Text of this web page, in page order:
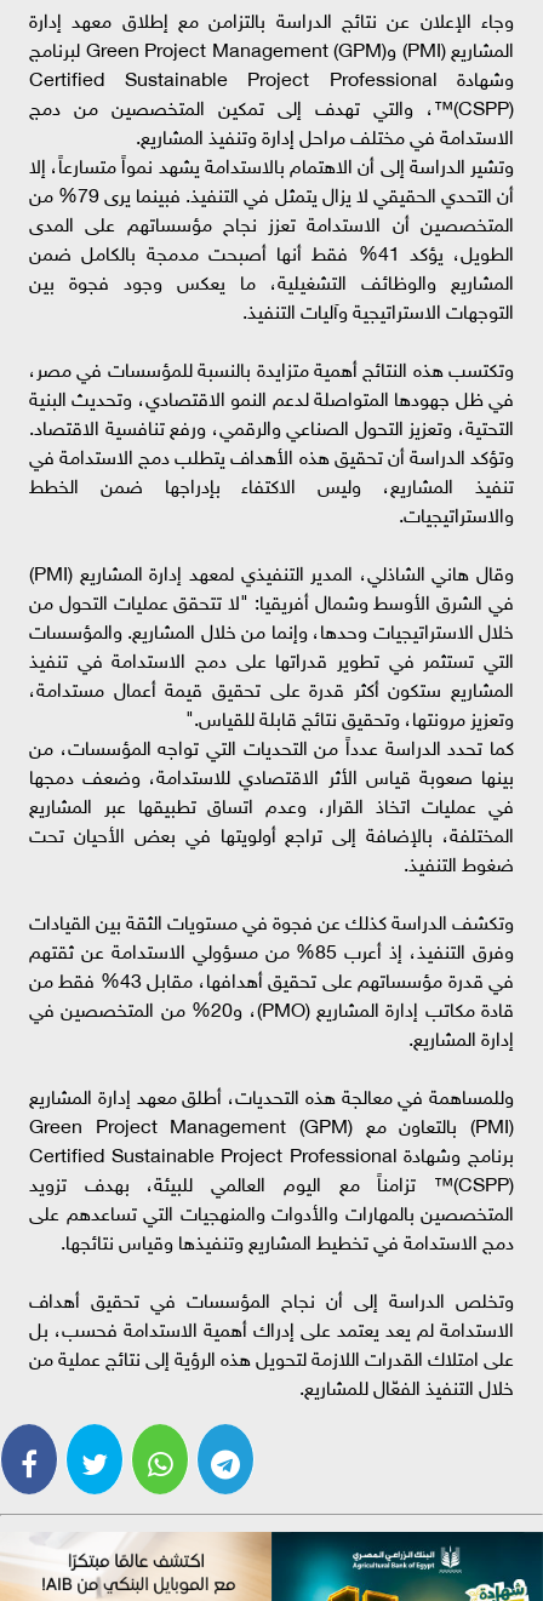
وجاء الإعلان عن نتائج الدراسة بالتزامن مع إطلاق معهد إدارة
المشاريع (PMI) وGreen Project Management (GPM) لبرنامج
وشهادة Certified Sustainable Project Professional
(CSPP)™، والتي تهدف إلى تمكين المتخصصين من دمج
الاستدامة في مختلف مراحل إدارة وتنفيذ المشاريع.
وتشير الدراسة إلى أن الاهتمام بالاستدامة يشهد نمواً متسارعاً، إلا
أن التحدي الحقيقي لا يزال يتمثل في التنفيذ. فبينما يرى 79% من
المتخصصين أن الاستدامة تعزز نجاح مؤسساتهم على المدى
الطويل، يؤكد 41% فقط أنها أصبحت مدمجة بالكامل ضمن
المشاريع والوظائف التشغيلية، ما يعكس وجود فجوة بين
التوجهات الاستراتيجية وآليات التنفيذ.
وتكتسب هذه النتائج أهمية متزايدة بالنسبة للمؤسسات في مصر،
في ظل جهودها المتواصلة لدعم النمو الاقتصادي، وتحديث البنية
التحتية، وتعزيز التحول الصناعي والرقمي، ورفع تنافسية الاقتصاد.
وتؤكد الدراسة أن تحقيق هذه الأهداف يتطلب دمج الاستدامة في
تنفيذ المشاريع، وليس الاكتفاء بإدراجها ضمن الخطط
والاستراتيجيات.
وقال هاني الشاذلي، المدير التنفيذي لمعهد إدارة المشاريع (PMI)
في الشرق الأوسط وشمال أفريقيا: "لا تتحقق عمليات التحول من
خلال الاستراتيجيات وحدها، وإنما من خلال المشاريع. والمؤسسات
التي تستثمر في تطوير قدراتها على دمج الاستدامة في تنفيذ
المشاريع ستكون أكثر قدرة على تحقيق قيمة أعمال مستدامة،
وتعزيز مرونتها، وتحقيق نتائج قابلة للقياس."
كما تحدد الدراسة عدداً من التحديات التي تواجه المؤسسات، من
بينها صعوبة قياس الأثر الاقتصادي للاستدامة، وضعف دمجها
في عمليات اتخاذ القرار، وعدم اتساق تطبيقها عبر المشاريع
المختلفة، بالإضافة إلى تراجع أولويتها في بعض الأحيان تحت
ضغوط التنفيذ.
وتكشف الدراسة كذلك عن فجوة في مستويات الثقة بين القيادات
وفرق التنفيذ، إذ أعرب 85% من مسؤولي الاستدامة عن ثقتهم
في قدرة مؤسساتهم على تحقيق أهدافها، مقابل 43% فقط من
قادة مكاتب إدارة المشاريع (PMO)، و20% من المتخصصين في
إدارة المشاريع.
وللمساهمة في معالجة هذه التحديات، أطلق معهد إدارة المشاريع
(PMI) بالتعاون مع Green Project Management (GPM)
برنامج وشهادة Certified Sustainable Project Professional
(CSPP)™ تزامناً مع اليوم العالمي للبيئة، بهدف تزويد
المتخصصين بالمهارات والأدوات والمنهجيات التي تساعدهم على
دمج الاستدامة في تخطيط المشاريع وتنفيذها وقياس نتائجها.
وتخلص الدراسة إلى أن نجاح المؤسسات في تحقيق أهداف
الاستدامة لم يعد يعتمد على إدراك أهمية الاستدامة فحسب، بل
على امتلاك القدرات اللازمة لتحويل هذه الرؤية إلى نتائج عملية من
خلال التنفيذ الفعّال للمشاريع.